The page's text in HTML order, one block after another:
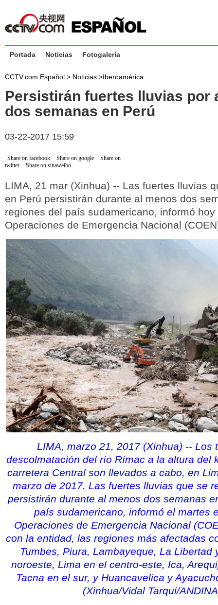
Portada Noticias Fotogalería
CCTV.com Español > Noticias >Iberoamérica
Persistirán fuertes lluvias por
dos semanas en Perú
03-22-2017 15:59
Share on facebook Share on google
Share on
twitter
Share on sinaweibo
LIMA, 21 mar (Xinhua) -- Las fuertes lluvias
en Perú persistirán durante al menos dos
regiones del país sudamericano, informó hoy
Operaciones de Emergencia Nacional
LIMA, marzo 21, 2017 (Xinhua) -- Los
descolmatación del río Rímac a la altura del
carretera Central son llevados a cabo, en
marzo de 2017. Las fuertes lluvias que se
persistirán durante al menos dos semanas
país sudamericano, informó el martes
Operaciones de Emergencia Nacional
con la entidad, las regiones más afectadas
Tumbes, Piura, Lambayeque, La Libertad
noroeste, Lima en el centro-este, Ica,
Tacna en el sur, y Huancavelica y
(Xinhua/Vidal Tarqui/